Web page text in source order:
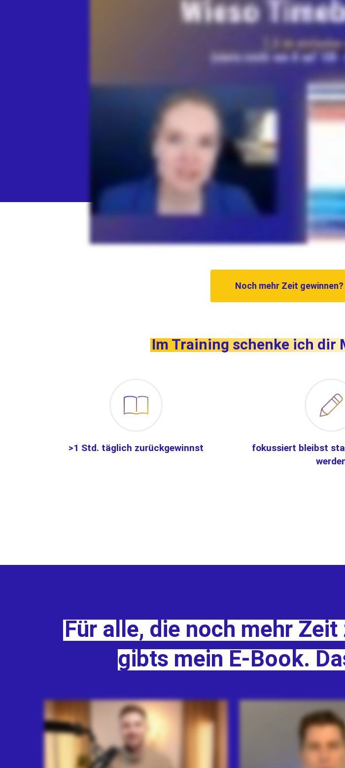
Noch mehr Zeit
Im Training schenke ich dir
>1 Std. täglich zurückgewinnst
fokussiert bleibst
Für alle, die noch mehr
gibts mein E-Book.